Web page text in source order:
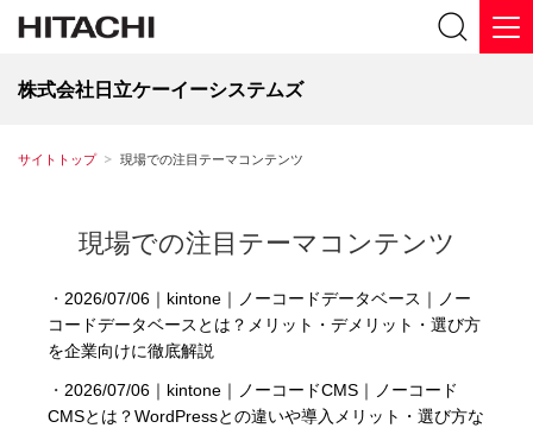
株式会社日立ケーイーシステムズ
サイトトップ 現場での注目テーマコンテンツ
現場での注目テーマコンテンツ
・ 2026/07/06｜kintone｜ノーコードデータベース｜ノー
コードデータベースとは？メリット・デメリット・選び方
を企業向けに徹底解説
・ 2026/07/06｜kintone｜ノーコードCMS｜ノーコード
CMSとは？WordPressとの違いや導入メリット・選び方な